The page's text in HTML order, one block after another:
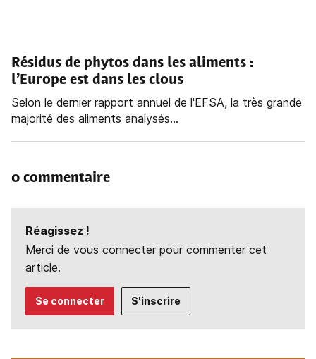
Résidus de phytos dans les aliments :
l’Europe est dans les clous
Selon le dernier rapport annuel de l'EFSA, la très grande
majorité des aliments analysés...
0 commentaire
Réagissez !
Merci de vous connecter pour commenter cet
article.
Se connecter S'inscrire